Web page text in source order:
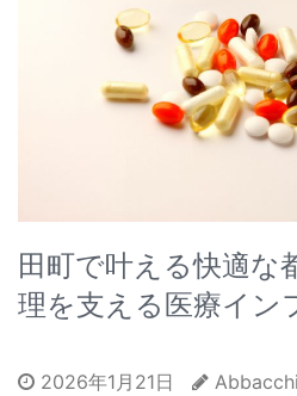
田町で叶える快適な
理を支える医療イン
2026年1月21日